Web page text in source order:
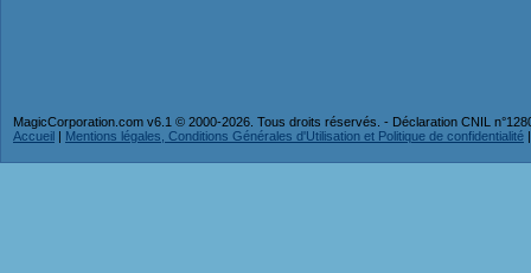
MagicCorporation.com v6.1 © 2000-2026. Tous droits réservés. - Déclaration CNIL
Accueil | Mentions légales, Conditions Générales d'Utilisation et Politique de confidentialité